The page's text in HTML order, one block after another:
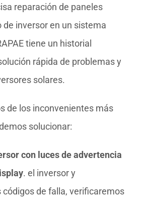
reparación de paneles
de inversor en un sistema
tiene un historial
rápida de problemas y
solares.
de los inconvenientes más
solucionar:
con luces de advertencia
. el inversor y
de falla, verificaremos